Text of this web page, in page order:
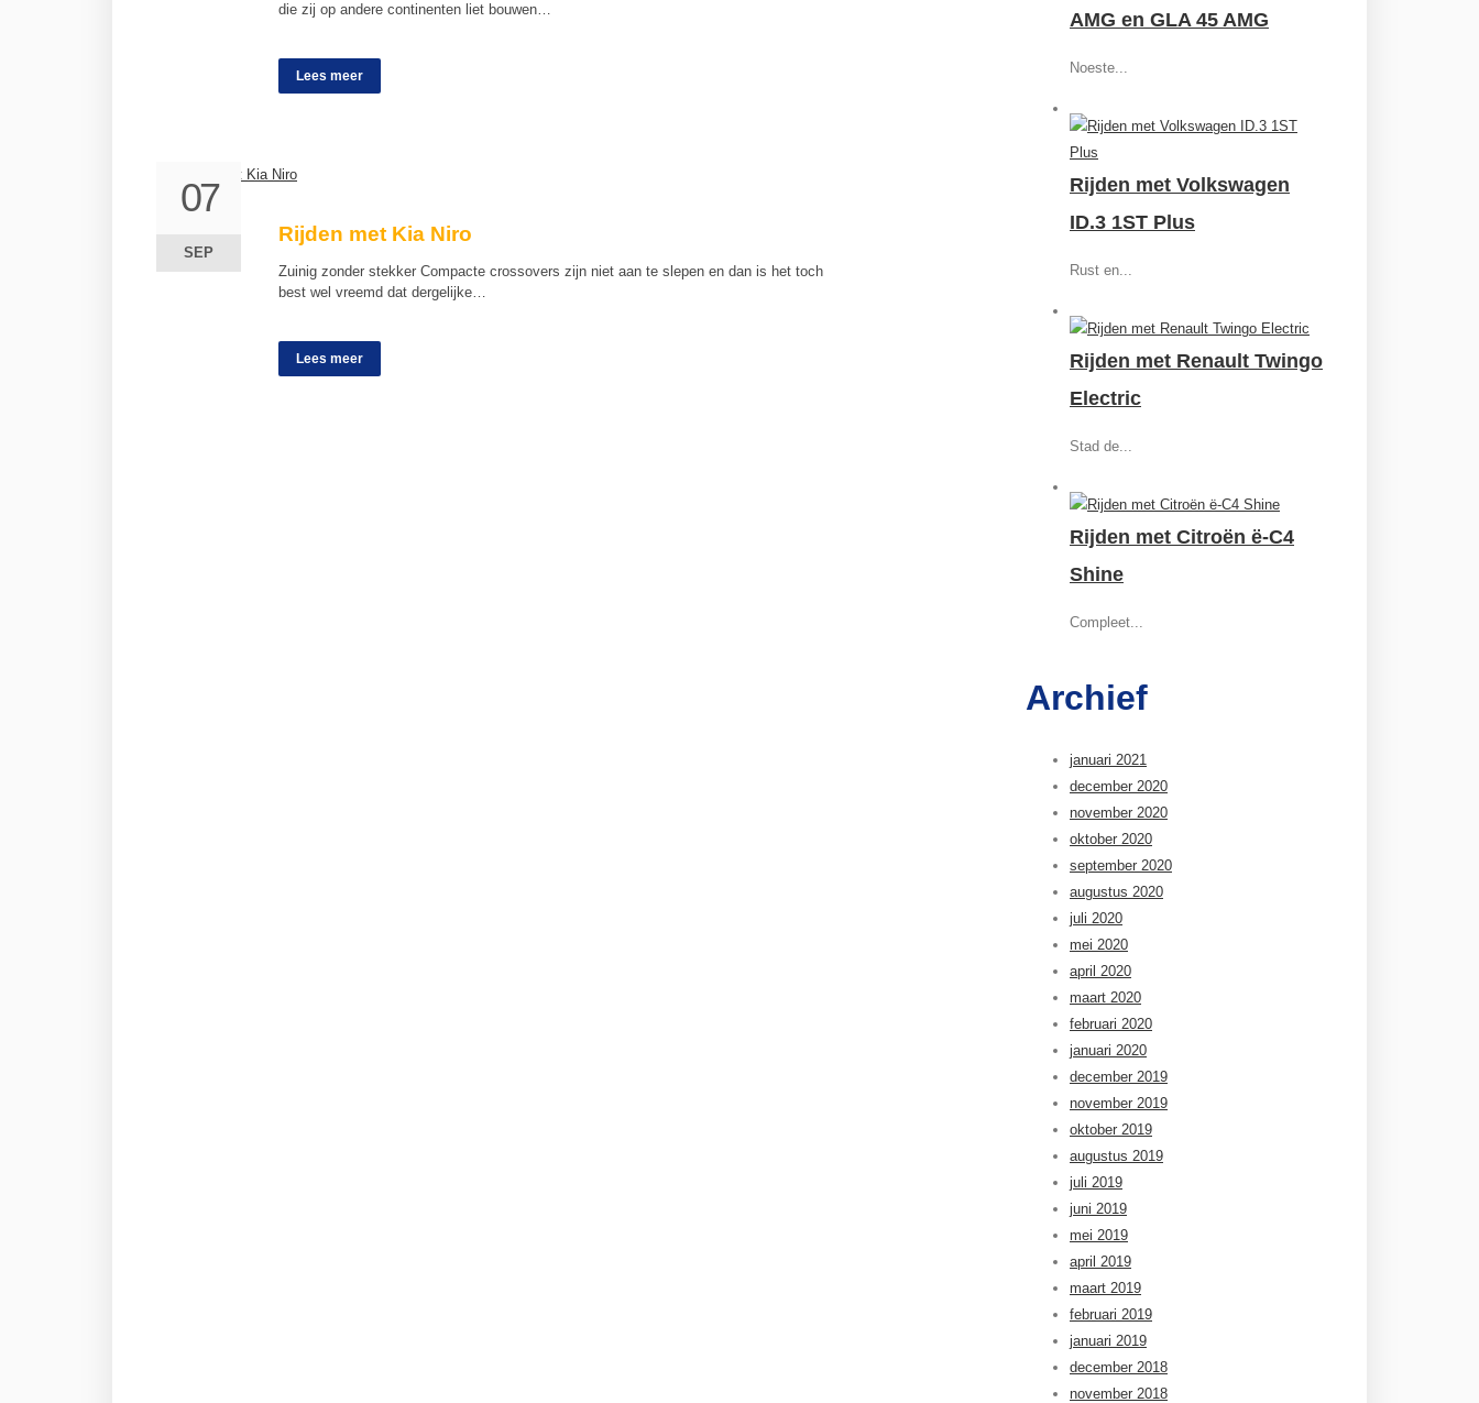
die zij op andere continenten liet bouwen…
Lees meer
Rijden met Kia Niro
Zuinig zonder stekker Compacte crossovers zijn niet aan te slepen en dan is het toch
best wel vreemd dat dergelijke…
Lees meer
07
SEP
07
SEP
AMG en GLA 45 AMG
Noeste...
Rijden met Volkswagen
ID.3 1ST Plus
Rust en...
Rijden met Renault Twingo
Electric
Stad de...
Rijden met Citroën ë-C4
Shine
Compleet...
Archief
januari 2021
december 2020
november 2020
oktober 2020
september 2020
augustus 2020
juli 2020
mei 2020
april 2020
maart 2020
februari 2020
januari 2020
december 2019
november 2019
oktober 2019
augustus 2019
juli 2019
juni 2019
mei 2019
april 2019
maart 2019
februari 2019
januari 2019
december 2018
november 2018